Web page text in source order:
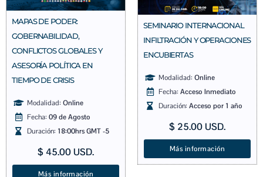
MAPAS DE PODER:
GOBERNABILIDAD,
CONFLICTOS GLOBALES Y
ASESORÍA POLÍTICA EN
TIEMPO DE CRISIS
Modalidad: Online
Fecha: 09 de Agosto
Duración: 18:00hrs GMT -5
$ 45.00 USD.
Más información
SEMINARIO INTERNACIONAL
INFILTRACIÓN Y OPERACIONES
ENCUBIERTAS
Modalidad: Online
Fecha: Acceso Inmediato
Duración: Acceso por 1 año
$ 25.00 USD.
Más información